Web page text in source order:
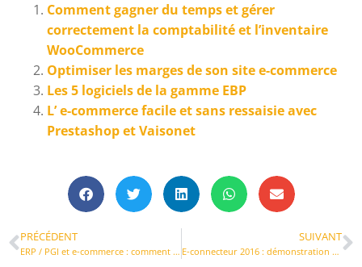
Comment gagner du temps et gérer
correctement la comptabilité et l’inventaire
WooCommerce
Optimiser les marges de son site e-commerce
Les 5 logiciels de la gamme EBP
L’ e-commerce facile et sans ressaisie avec
Prestashop et Vaisonet
PRÉCÉDENT
ERP / PGI et e-commerce : comment mettre en oeuvre une passerelle ?
SUIVANT
E-connecteur 2016 : démonstration en vidéo